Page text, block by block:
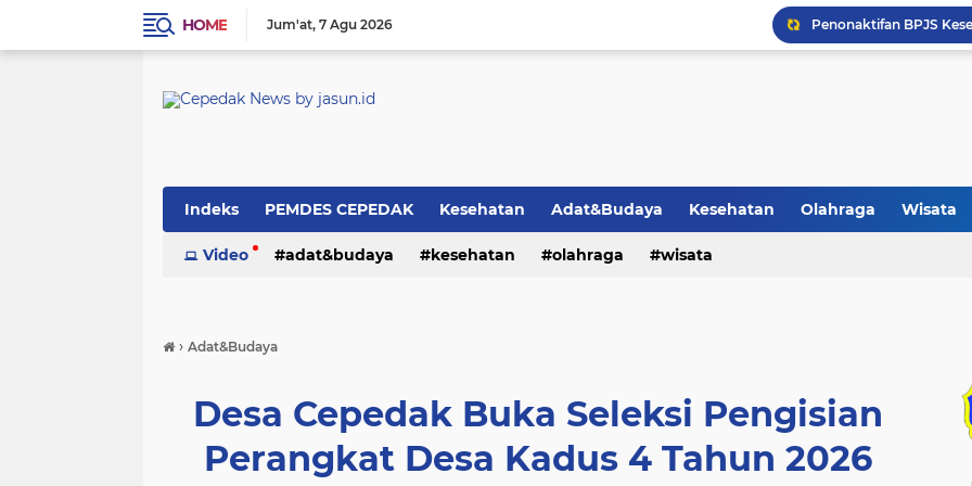
HOME Jum'at 7 Agu 2026
Penonaktifan BPJS
Jamaah Haji KBIHU An
Pasar Klesem Sebuah
Indeks PEMDES CEPEDAK Kesehatan Adat&Budaya Kesehatan Olahraga Wisata
Video adat&budaya kesehatan olahraga wisata
› Adat&Budaya
Desa Cepedak Buka Seleksi Pengisian
Perangkat Desa Kadus 4 Tahun 2026